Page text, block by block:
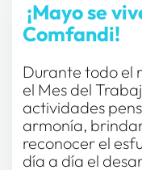
Comfandi!
Durante todo el
el Mes del
actividades
armonía,
reconocer el
día a día el